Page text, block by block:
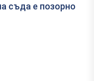
съда е позорно